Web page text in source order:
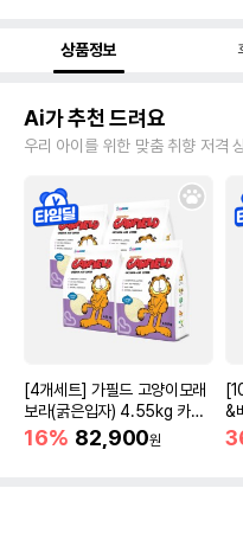
상품정보
Ai가 추천 드려요
우리 아이를 위한 맞춤 취향 저격
[4개세트] 가필드 고양이모래
보라(굵은입자) 4.55kg 카사
바모래
16% 82,900원
&